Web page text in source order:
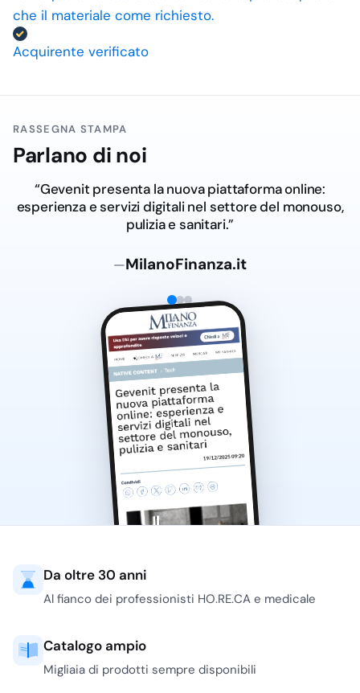
che il materiale come richiesto.
Acquirente verificato
RASSEGNA STAMPA
Parlano di noi
“Gevenit presenta la nuova piattaforma online:
esperienza e servizi digitali nel settore del monouso,
pulizia e sanitari.”
—MilanoFinanza.it
Da oltre 30 anni
Al fianco dei professionisti HO.RE.CA e medicale
Catalogo ampio
Migliaia di prodotti sempre disponibili